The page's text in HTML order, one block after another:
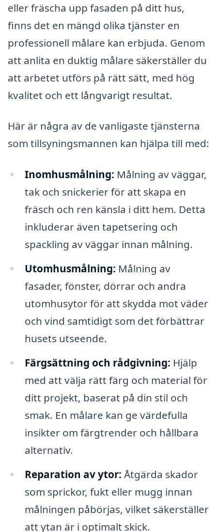
eller fräscha upp fasaden på ditt hus,
finns det en mängd olika tjänster en
professionell målare kan erbjuda. Genom
att anlita en duktig målare säkerställer du
att arbetet utförs på rätt sätt, med hög
kvalitet och ett långvarigt resultat.
Här är några av de vanligaste tjänsterna
som tillsyningsmannen kan hjälpa till med:
Inomhusmålning: Målning av väggar,
tak och snickerier för att skapa en
fräsch och ren känsla i ditt hem. Detta
inkluderar även tapetsering och
spackling av väggar innan målning.
Utomhusmålning: Målning av
fasader, fönster, dörrar och andra
utomhusytor för att skydda mot väder
och vind samtidigt som det förbättrar
husets utseende.
Färgsättning och rådgivning: Hjälp
med att välja rätt färg och material för
ditt projekt, baserat på din stil och
smak. En målare kan ge värdefulla
insikter om färgtrender och hållbara
alternativ.
Reparation av ytor: Åtgärda skador
som sprickor, fukt eller mugg innan
målningen påbörjas, vilket säkerställer
att ytan är i optimalt skick.